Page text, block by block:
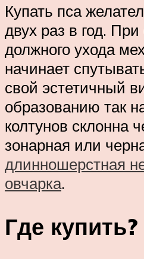
Купать пса
двух раз в год. При
должного ухода
начинает
свой эстетичный
образованию так
колтунов склонна
зонарная или
длинношерстная
овчарка.
Где купить?